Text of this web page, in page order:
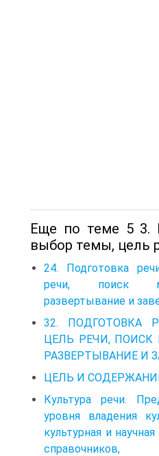
Еще по теме 5 3.
выбор темы, цель
24. Подготовка
речи, поиск
развертывание и
32. ПОДГОТОВКА
ЦЕЛЬ РЕЧИ, ПОИСК
РАЗВЕРТЫВАНИЕ И
ЦЕЛЬ И
Культура речи.
уровня владения
культурная и